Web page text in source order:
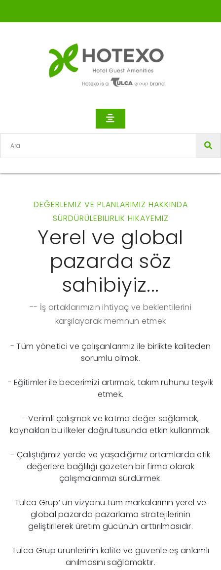
DEĞERLEMIZ VE PLANLARIMIZ HAKKINDA
SÜRDÜRÜLEBILIRLIK HIKAYEMIZ
Yerel ve global
pazarda söz
sahibiyiz...
-- İş ortaklarımızın ihtiyaç ve beklentilerini
karşılayarak memnun etmek
- Tüm yönetici ve çalışanlarımız ile birlikte kaliteden
sorumlu olmak.
- Eğitimler ile becerimizi artırmak, takım ruhunu teşvik
etmek.
- Verimli çalışmak ve katma değer sağlamak,
kaynakları bu ilkeler doğrultusunda etkin kullanmak.
- Çalıştığımız yerde ve yaşadığımız ortamlarda etik
değerlere bağlılığı gözeten bir firma olarak
çalışmalarımızı sürdürmek.
Tulca Grup’ un vizyonu tüm markalarının yerel ve
global pazarda pazarlama stratejilerinin
geliştirilerek üretim gücünün arttırılmasıdır.
Tulca Grup ürünlerinin kalite ve güvenle eş anlamlı
anılmasını sağlamaktır.